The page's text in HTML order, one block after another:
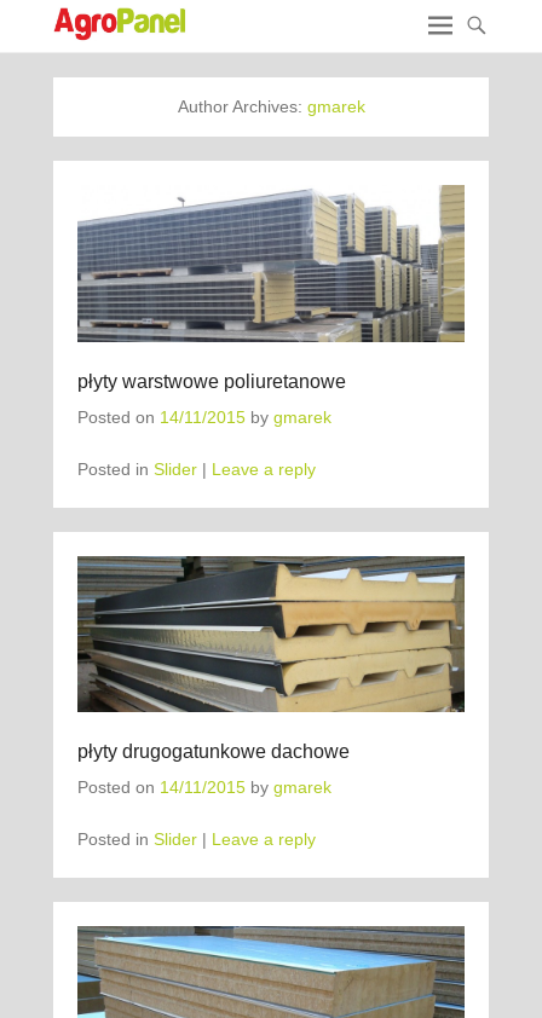
Author Archives: gmarek
płyty warstwowe poliuretanowe
Posted on 14/11/2015 by gmarek
Posted in Slider | Leave a reply
płyty drugogatunkowe dachowe
Posted on 14/11/2015 by gmarek
Posted in Slider | Leave a reply